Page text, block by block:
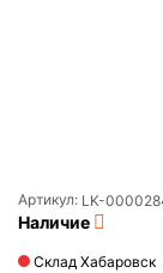
Артикул: LK-
Наличие
Склад Хабаровск